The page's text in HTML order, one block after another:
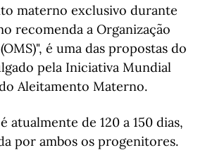
materno exclusivo durante
recomenda a Organização
é uma das propostas do
pela Iniciativa Mundial
Aleitamento Materno.
atualmente de 120 a 150 dias,
por ambos os progenitores.